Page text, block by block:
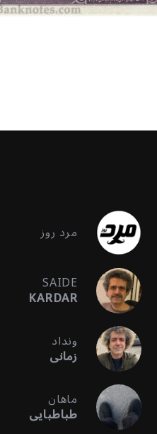
مرد روز
SAIDE
KARDAR
ونداد
زمانی
ماهان
طباطبایی